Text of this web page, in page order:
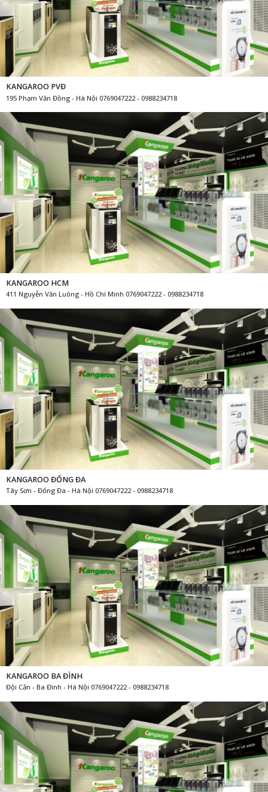
KANGAROO PVĐ
195 Phạm Văn Đồng - Hà Nội 0769047222 - 0988234718
KANGAROO HCM
411 Nguyễn Văn Luông - Hồ Chí Minh 0769047222 - 0988234718
KANGAROO ĐỐNG ĐA
Tây Sơn - Đống Đa - Hà Nội 0769047222 - 0988234718
KANGAROO BA ĐÌNH
Đội Cấn - Ba Đình - Hà Nội 0769047222 - 0988234718